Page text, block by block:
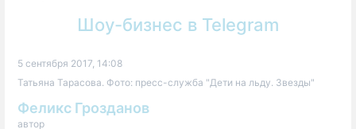
Шоу-бизнес в Telegram
5 сентября 2017, 14:08
Татьяна Тарасова. Фото: пресс-служба "Дети на льду. Звезды"
Феликс Грозданов
автор